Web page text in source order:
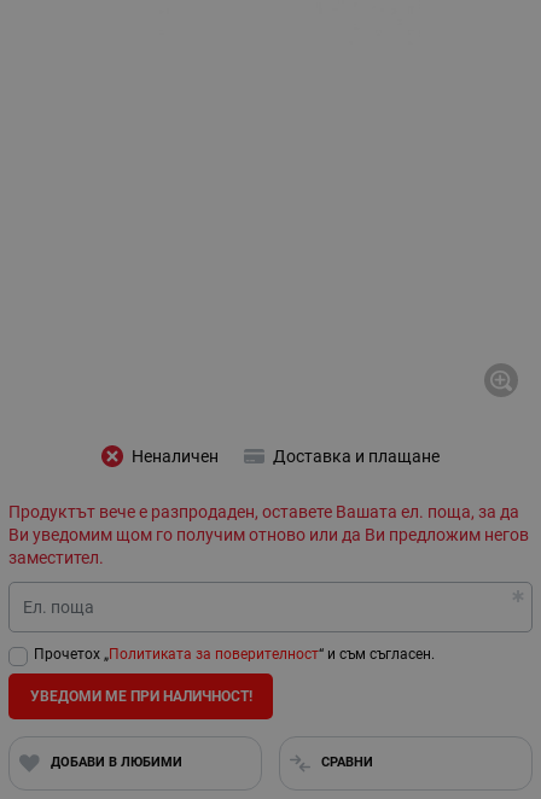
Неналичен Доставка и плащане
Продуктът вече е разпродаден, оставете Вашата ел. поща, за да
Ви уведомим щом го получим отново или да Ви предложим негов
заместител.
Ел. поща
Прочетох „Политиката за поверителност“ и съм съгласен.
УВЕДОМИ МЕ ПРИ НАЛИЧНОСТ!
ДОБАВИ В ЛЮБИМИ СРАВНИ